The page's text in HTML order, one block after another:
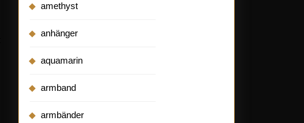
amethyst
anhänger
aquamarin
armband
armbänder